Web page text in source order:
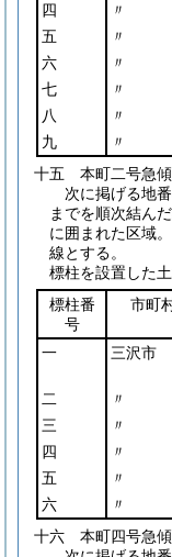
四 〃
五
〃
六
〃
七
〃
八
〃
九
〃
十五 本町二号急
次に掲げる地
までを順次結ん
に囲まれた区域
線とする。
標柱を設置した
標柱番
号
市町
一 三沢市
二 〃
三
〃
四
〃
五
〃
六
〃
十六 本町四号急